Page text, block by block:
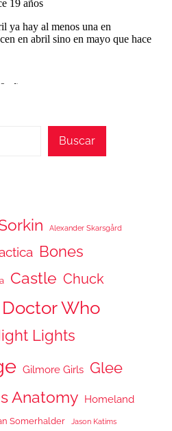
Buscar
Alexander Skarsgård
Bones
Castle Chuck
Doctor Who
Lights
Gilmore Girls Glee
Anatomy Homeland
Somerhalder Jason Katims